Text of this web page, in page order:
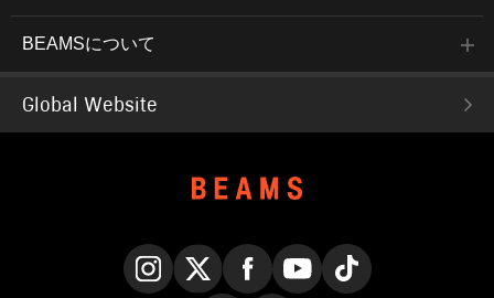
BEAMSについて
Global Website